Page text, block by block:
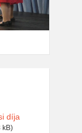
díja
kB)